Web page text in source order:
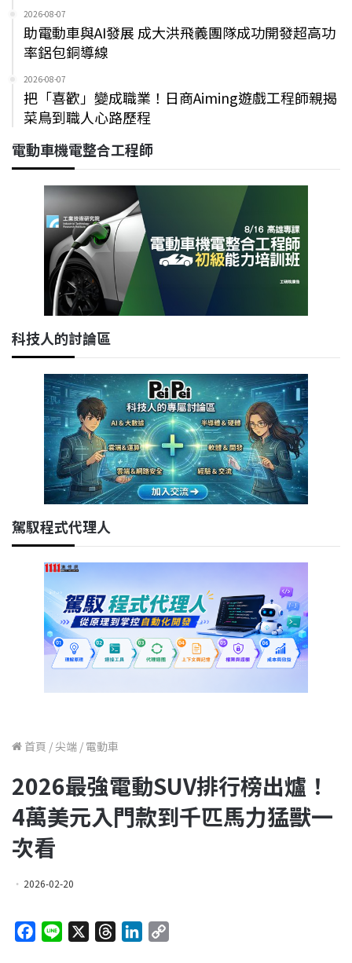
2026-08-07
助電動車與AI發展 成大洪飛義團隊成功開發超高功
率鋁包銅導線
2026-08-07
把「喜歡」變成職業！日商Aiming遊戲工程師親揭
菜鳥到職人心路歷程
電動車機電整合工程師
科技人的討論區
駕馭程式代理人